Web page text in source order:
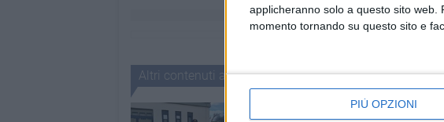
applicheranno solo a questo sito
momento tornando su questo sito e
PIÙ OPZIONI
Altri contenuti a tema